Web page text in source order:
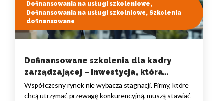
Dofinansowania na usługi szkoleniowe,
Dofinansowania na usługi szkolniowe, Szkolenia
dofinansowane
Dofinansowane szkolenia dla kadry
zarządzającej – inwestycja, która
napędza biznes
Współczesny rynek nie wybacza stagnacji. Firmy, które
chcą utrzymać przewagę konkurencyjną, muszą stawiać